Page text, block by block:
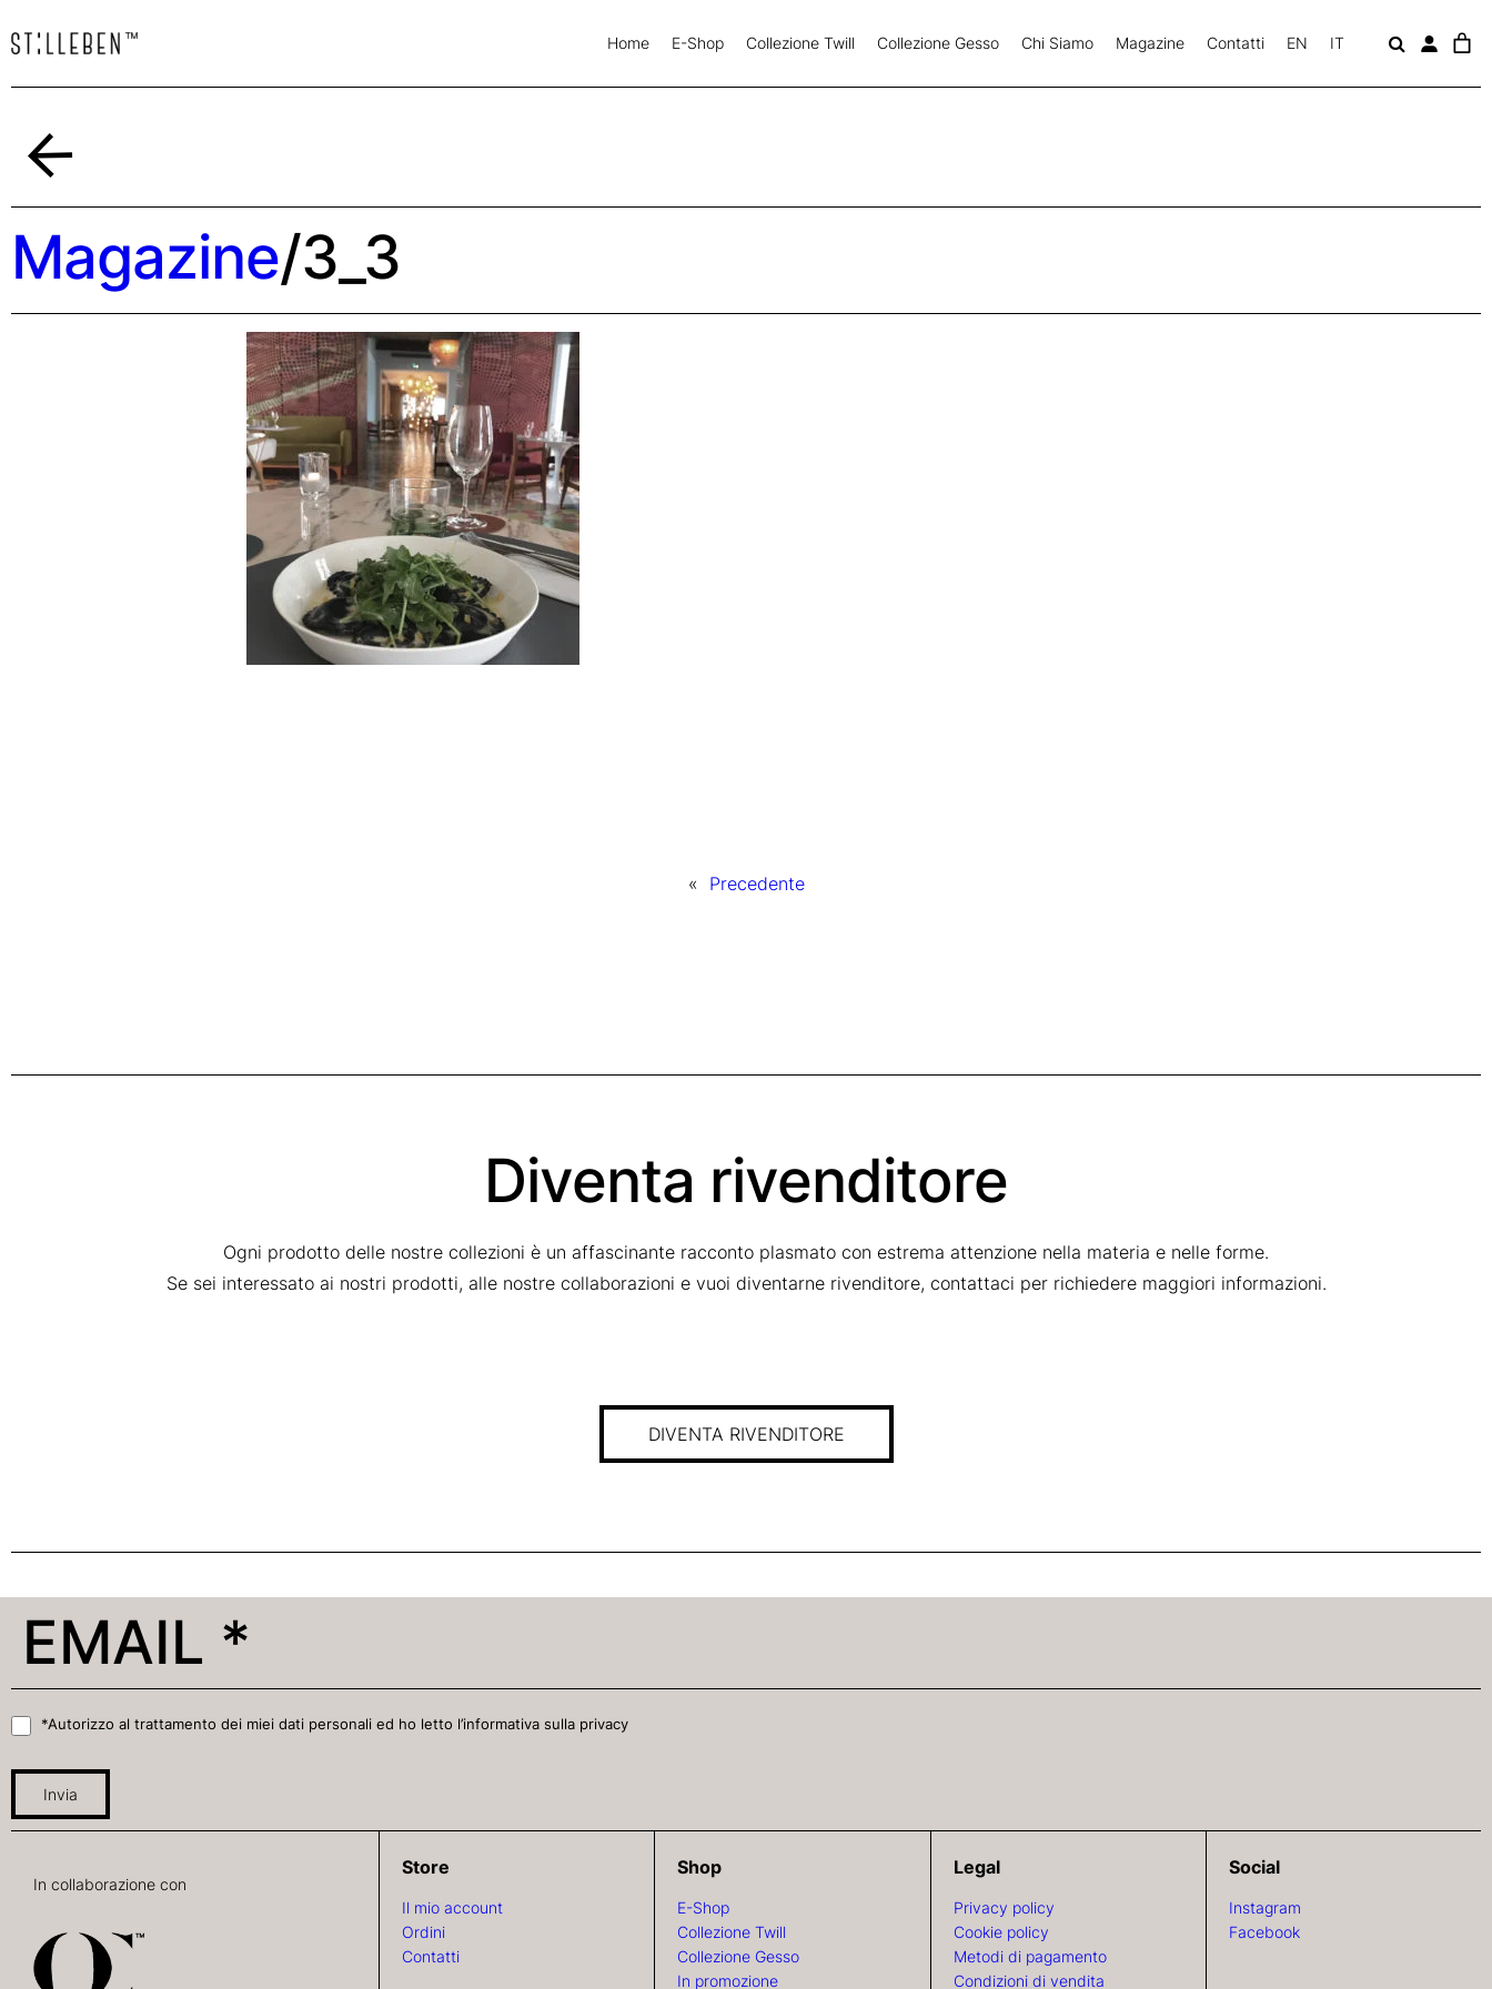
Home E-Shop Collezione Twill Collezione Gesso Chi Siamo Magazine Contatti EN IT
Magazine/3_3
« Precedente
Diventa rivenditore
Ogni prodotto delle nostre collezioni è un affascinante racconto plasmato con estrema attenzione nella materia e nelle forme.
Se sei interessato ai nostri prodotti, alle nostre collaborazioni e vuoi diventarne rivenditore, contattaci per richiedere maggiori informazioni.
DIVENTA RIVENDITORE
*Autorizzo al trattamento dei miei dati personali ed ho letto l’informativa sulla privacy
Invia
In collaborazione con
Store
Il mio account
Ordini
Contatti
Shop
E-Shop
Collezione Twill
Collezione Gesso
In promozione
Legal
Privacy policy
Cookie policy
Metodi di pagamento
Condizioni di vendita
Social
Instagram
Facebook